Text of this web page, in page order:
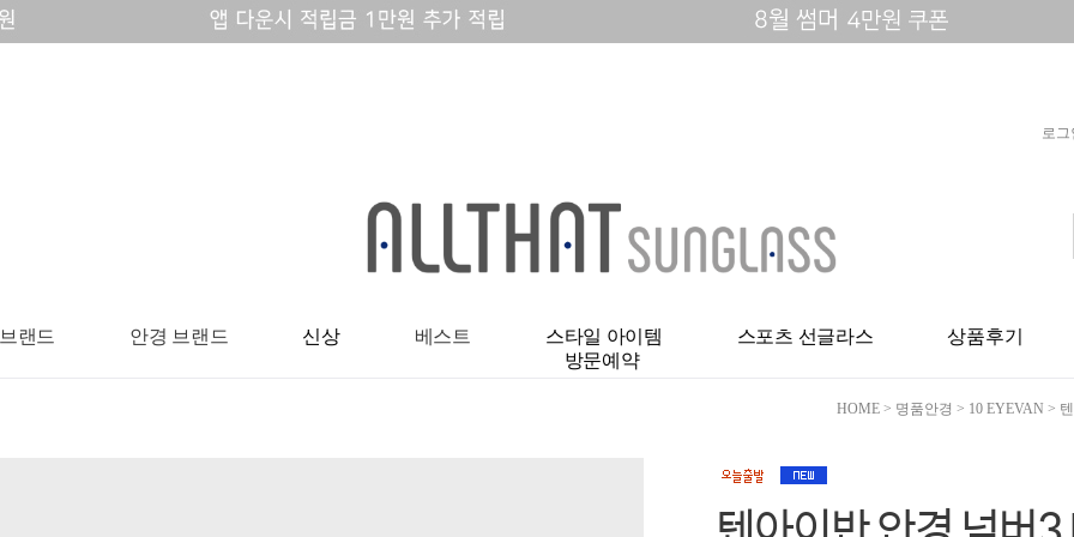
로그
랜드 안경 브랜드 신상 베스트 스타일 아이템 스포츠 선글라스
상품후기
방문예약
HOME > 명품안경 > 10 EYEVAN >